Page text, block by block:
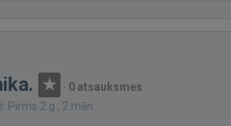
· 0 atsauksmes
Pirms 2 g., 2 mēn.